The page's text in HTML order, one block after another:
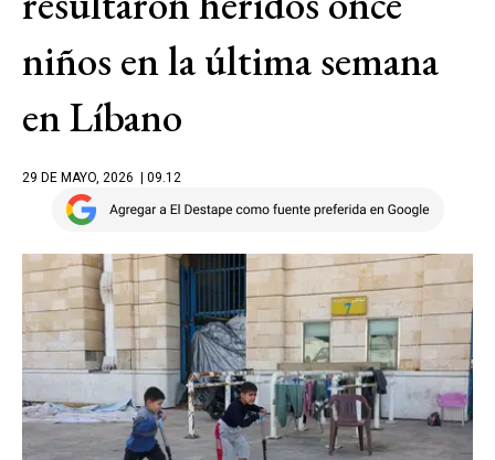
niños en la última semana
en Líbano
29 DE MAYO, 2026 | 09.12